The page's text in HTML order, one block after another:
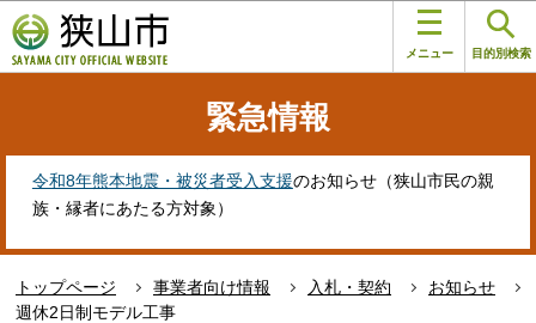
の
ペ
す
メニュー 目的別検索
緊急情報
令和8年熊本地震・被災者受入支援のお知らせ（狭山市民の親
族・縁者にあたる方対象）
トップページ 事業者向け情報 入札・契約
お知らせ
週休2日制モデル工事